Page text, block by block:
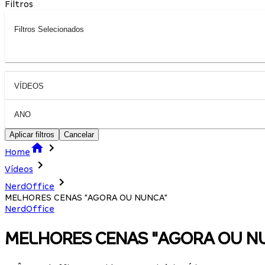
Filtros
Filtros Selecionados
VÍDEOS
ANO
Aplicar filtros Cancelar
Home
Vídeos
NerdOffice
MELHORES CENAS "AGORA OU NUNCA"
NerdOffice
MELHORES CENAS "AGORA OU